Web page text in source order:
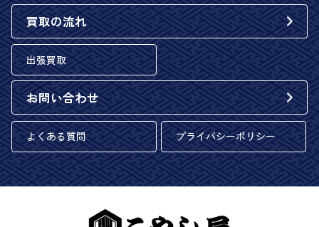
買取の流れ
出張買取
お問い合わせ
よくある質問 プライバシーポリシー